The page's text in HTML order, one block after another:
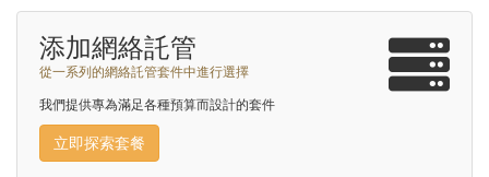
添加網絡託管
從一系列的網絡託管套件中進行選擇
我們提供專為滿足各種預算而設計的套件
立即探索套餐